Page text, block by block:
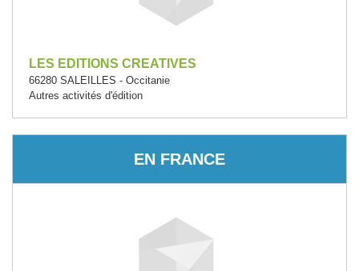
LES EDITIONS CREATIVES
66280 SALEILLES - Occitanie
Autres activités d'édition
EN FRANCE